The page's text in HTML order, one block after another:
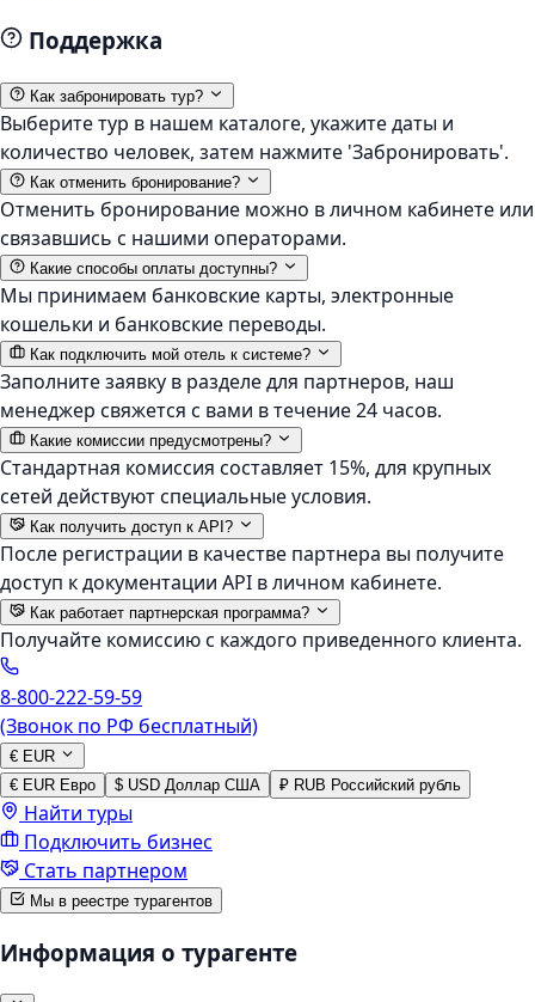
Поддержка
Как забронировать тур?
Выберите тур в нашем каталоге, укажите даты и
количество человек, затем нажмите 'Забронировать'.
Как отменить бронирование?
Отменить бронирование можно в личном кабинете или
связавшись с нашими операторами.
Какие способы оплаты доступны?
Мы принимаем банковские карты, электронные
кошельки и банковские переводы.
Как подключить мой отель к системе?
Заполните заявку в разделе для партнеров, наш
менеджер свяжется с вами в течение 24 часов.
Какие комиссии предусмотрены?
Стандартная комиссия составляет 15%, для крупных
сетей действуют специальные условия.
Как получить доступ к API?
После регистрации в качестве партнера вы получите
доступ к документации API в личном кабинете.
Как работает партнерская программа?
Получайте комиссию с каждого приведенного клиента.
8-800-222-59-59
(Звонок по РФ бесплатный)
€ EUR
€ EUR Евро $ USD Доллар США ₽ RUB Российский рубль
Найти туры
Подключить бизнес
Стать партнером
Мы в реестре турагентов
Информация о турагенте